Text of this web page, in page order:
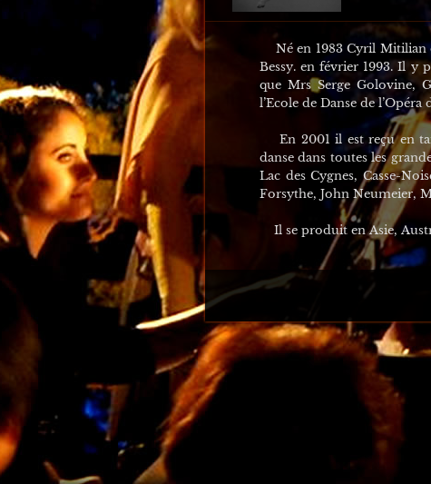
Né en 1983 Cyril Mitilian
Bessy. en février 1993. Il y
que Mrs Serge Golovine,
l’Ecole de Danse de
En 2001 il est reçu en
danse dans toutes les
Lac des Cygnes, Casse-
Forsythe, John Neumeier,
Il se produit en Asie,